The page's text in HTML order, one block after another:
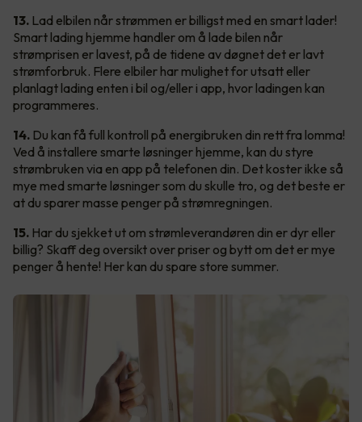
13. Lad elbilen når strømmen er billigst med en smart lader!
Smart lading hjemme handler om å lade bilen når
strømprisen er lavest, på de tidene av døgnet det er lavt
strømforbruk. Flere elbiler har mulighet for utsatt eller
planlagt lading enten i bil og/eller i app, hvor ladingen kan
programmeres.
14. Du kan få full kontroll på energibruken din rett fra lomma!
Ved å installere smarte løsninger hjemme, kan du styre
strømbruken via en app på telefonen din. Det koster ikke så
mye med smarte løsninger som du skulle tro, og det beste er
at du sparer masse penger på strømregningen.
15. Har du sjekket ut om strømleverandøren din er dyr eller
billig? Skaff deg oversikt over priser og bytt om det er mye
penger å hente! Her kan du spare store summer.